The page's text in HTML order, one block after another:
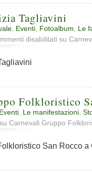
Tagliavini
Eventi Fotoalbum
Le
disabilitati su
Folkloristico
Eventi Le manifestazioni
su Carnevali Gruppo
San Rocco a